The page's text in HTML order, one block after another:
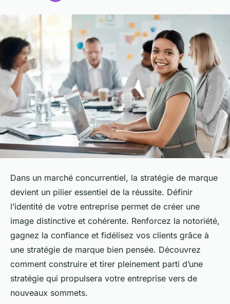
Dans un marché concurrentiel, la stratégie de marque
devient un pilier essentiel de la réussite. Définir
l’identité de votre entreprise permet de créer une
image distinctive et cohérente. Renforcez la notoriété,
gagnez la confiance et fidélisez vos clients grâce à
une stratégie de marque bien pensée. Découvrez
comment construire et tirer pleinement parti d’une
stratégie qui propulsera votre entreprise vers de
nouveaux sommets.